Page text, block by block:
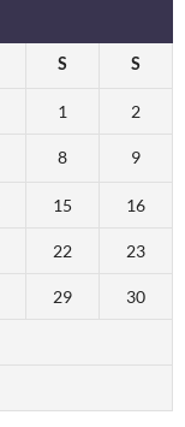
S S
1 2
8 9
15 16
22 23
29 30